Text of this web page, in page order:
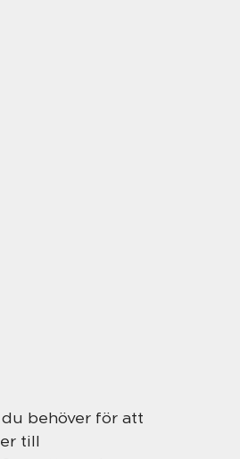
behöver för att
till